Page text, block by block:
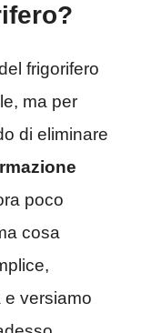
frigorifero
ma per
di eliminare
poco
cosa
versiamo